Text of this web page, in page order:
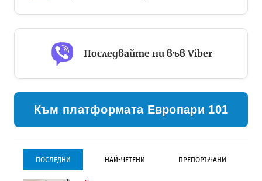
Последвайте ни във Viber
Към платформата Европари 101
ПОСЛЕДНИ НАЙ-ЧЕТЕНИ ПРЕПОРЪЧАНИ